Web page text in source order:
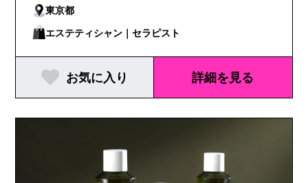
東京都
エステティシャン｜セラピスト
お気に入り 詳細を見る